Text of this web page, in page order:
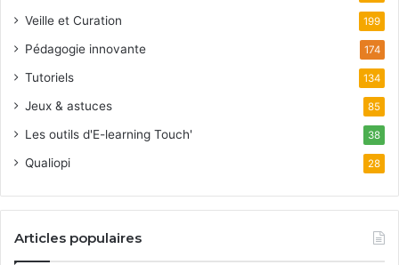
Veille et Curation 199
Pédagogie innovante 174
Tutoriels 134
Jeux & astuces 85
Les outils d'E-learning Touch' 38
Qualiopi 28
Articles populaires